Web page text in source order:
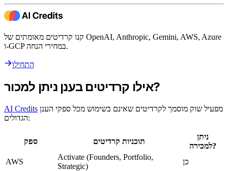
קנו קרדיטים מאומתים של OpenAI, Anthropic, Gemini, AWS, Azure
ו-GCP במחירי הנחה.
התחילו
אילו קרדיטים בענן ניתן למכור?
AI Credits
הגדולים:
ספק תוכניות קרדיטים
ניתן
למכירה?
AWS
Activate (Founders, Portfolio,
Strategic)
כן